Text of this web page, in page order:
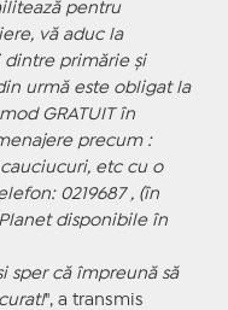
pentru
vă aduc la
dintre primărie și
urmă este obligat la
GRATUIT în
precum :
etc cu o
0219687 , (în
disponibile în
sper că împreună să
", a transmis